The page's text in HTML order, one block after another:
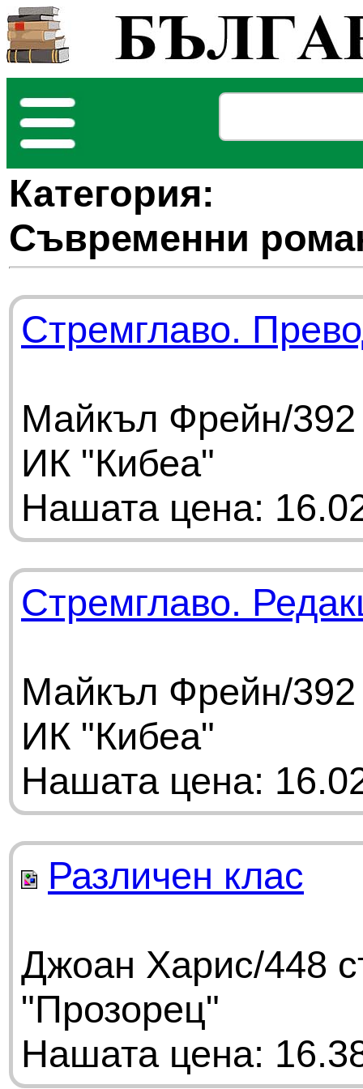
Категория:
Съвременни
Стремглаво.
Майкъл Фрейн/
ИК "Кибеа"
Нашата цена:
Стремглаво.
Майкъл Фрейн/
ИК "Кибеа"
Нашата цена:
Различен клас
Джоан Харис/448
"Прозорец"
Нашата цена: